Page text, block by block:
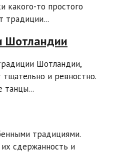
какого-то простого
традиции...
Шотландии
Шотландии,
и ревностно.
танцы...
традициями.
сдержанность и